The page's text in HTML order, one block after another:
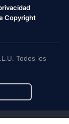
Copyright
Todos los